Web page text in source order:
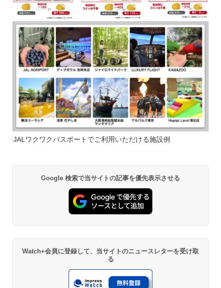
JALワクワクパスポートでご利用いただける施設例
Google 検索で当サイトの記事を優先表示させる
Watch+会員に登録して、当サイトのニュースレターを受け取
る